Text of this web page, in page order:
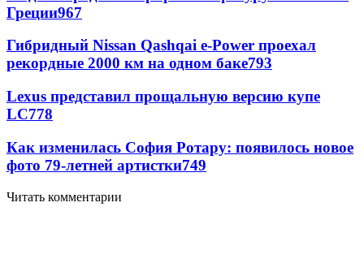
Греции967
Гибридный Nissan Qashqai e-Power проехал
рекордные 2000 км на одном баке793
Lexus представил прощальную версию купе
LC778
Как изменилась София Ротару: появилось новое
фото 79-летней артистки749
Читать комментарии